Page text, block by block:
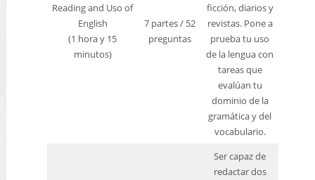
A2 Key for Schools
B1 Preliminary
B1 Preliminary for Schools
B2 First
Reading and Uso of
English
(1 hora y 15
minutos)
7 partes / 52
preguntas
ficción, diarios y
revistas. Pone a
prueba tu uso
de la lengua con
tareas que
evalúan tu
dominio de la
gramática y del
vocabulario.
Ser capaz de
redactar dos